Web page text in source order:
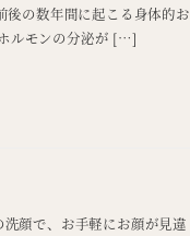
の数年間に起こる身体的お
ルモンの分泌が […]
洗顔で、お手軽にお顔が見違